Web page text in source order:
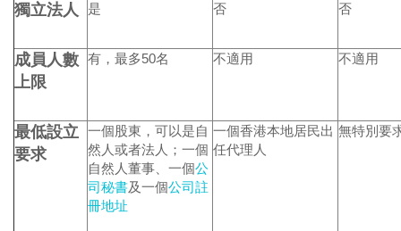
獨立法人 是 否 否
成員人數
上限
有，最多50名 不適用 不適用
最低設立
要求
一個股東，可以是自
然人或者法人；一個
自然人董事、一個公
司秘書及一個公司註
冊地址
一個香港本地居民出
任代理人
無特別要